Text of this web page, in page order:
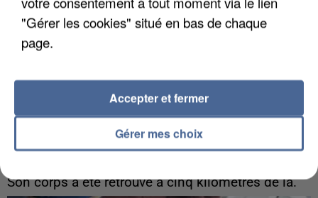
Une touriste de l’Oise emportée par une coulée de
Son corps a été retrouvé à cinq kilomètres de là.
"Gérer les cookies" situé en bas de chaque
page.
Gérer mes choix
Accepter et fermer